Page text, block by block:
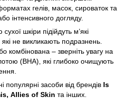
гелів, масок, сироваток та
інтенсивного догляду.
шкіри підійдуть м’які
не викликають подразнень.
– зверніть увагу на
(BHA), які глибоко очищують
популярні засоби від брендів Is
Allies of Skin та інших.